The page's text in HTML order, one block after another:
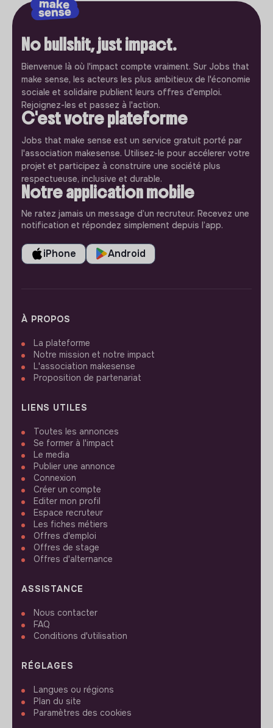
No bullshit, just impact.
Bienvenue là où l'impact compte vraiment. Sur Jobs that
make sense, les acteurs les plus ambitieux de l'économie
sociale et solidaire publient leurs offres d'emploi.
Rejoignez-les et passez à l'action.
C'est votre plateforme
Jobs that make sense est un service gratuit porté par
l'association makesense. Utilisez-le pour accélerer votre
projet et participez à construire une société plus
respectueuse, inclusive et durable.
Notre application mobile
Ne ratez jamais un message d’un recruteur. Recevez une
notification et répondez simplement depuis l’app.
iPhone Android
À PROPOS
La plateforme
Notre mission et notre impact
L'association makesense
Proposition de partenariat
LIENS UTILES
Toutes les annonces
Se former à l'impact
Le media
Publier une annonce
Connexion
Créer un compte
Editer mon profil
Espace recruteur
Les fiches métiers
Offres d'emploi
Offres de stage
Offres d'alternance
ASSISTANCE
Nous contacter
FAQ
Conditions d'utilisation
RÉGLAGES
Langues ou régions
Plan du site
Paramètres des cookies